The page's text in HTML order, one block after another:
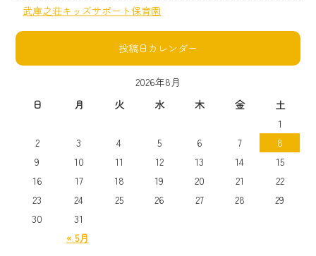
武庫之荘キッズサポート保育園
投稿日カレンダー
2026年8月
日
月 火 水 木 金 土
« 5月
1
2
3 4 5 6 7
8
9
10 11 12 13 14
15
16
17 18 19 20 21
22
23
24 25 26 27 28
29
30
31